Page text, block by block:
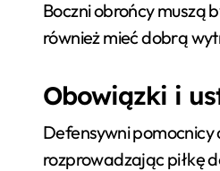
Boczni obrońcy muszą
również mieć dobrą
Obowiązki i
Defensywni
rozprowadzając piłkę